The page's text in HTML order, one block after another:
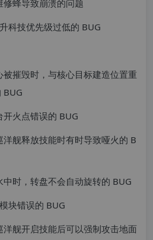
蜂导致崩溃的问题
科技优先级过低的 BUG
摧毁时，与核心目标建造位置重
BUG
火点错误的 BUG
舰释放技能时有时导致哑火的 B
时，转盘不会自动旋转的 BUG
块错误的 BUG
洋舰开启技能后可以强制攻击地面